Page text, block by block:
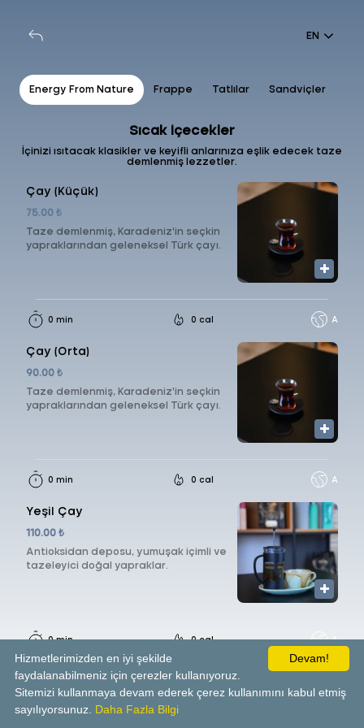
EN
Energy From Nature Frappe Tatlılar Sandviçler
Sıcak İçecekler
İçinizi ısıtacak klasikler ve keyifli anlarınıza eşlik edecek taze
demlenmiş lezzetler.
Çay (Küçük)
75.00 ₺
Taze demlenmiş, Karadeniz’in seçkin
yapraklarından geleneksel Türk çayı.
0 min 0 cal A
Çay (Orta)
90.00 ₺
Taze demlenmiş, Karadeniz’in seçkin
yapraklarından geleneksel Türk çayı.
0 min 0 cal A
Yeşil Çay
110.00 ₺
Antioksidan deposu, yumuşak içimli ve
tazeleyici doğal yapraklar.
0 min 0 cal A
Kuşburnu Çayı
110.00 ₺
Doğal C vitamini kaynağı, hafif mayhoş
Devam!
Hizmetlerimizden en iyi şekilde
faydalanabilmeniz için çerezler kullanıyoruz.
Sitemizi kullanmaya devam ederek çerez kullanımını kabul etmiş
sayılıyorsunuz. Daha Fazla Bilgi